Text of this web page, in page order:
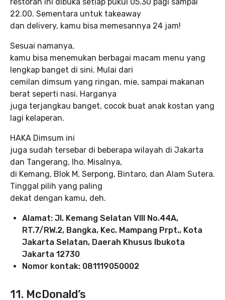
22.00. Sementara untuk takeaway
dan delivery, kamu bisa memesannya 24 jam!
Sesuai namanya,
kamu bisa menemukan berbagai macam menu yang
lengkap banget di sini. Mulai dari
cemilan dimsum yang ringan, mie, sampai makanan
berat seperti nasi. Harganya
juga terjangkau banget, cocok buat anak kostan yang
lagi kelaperan.
HAKA Dimsum ini
juga sudah tersebar di beberapa wilayah di Jakarta
dan Tangerang, lho. Misalnya,
di Kemang, Blok M, Serpong, Bintaro, dan Alam Sutera.
Tinggal pilih yang paling
dekat dengan kamu, deh.
Alamat: Jl. Kemang Selatan VIII No.44A,
RT.7/RW.2, Bangka, Kec. Mampang Prpt., Kota
Jakarta Selatan, Daerah Khusus Ibukota
Jakarta 12730
Nomor kontak: 081119050002
11. McDonald’s